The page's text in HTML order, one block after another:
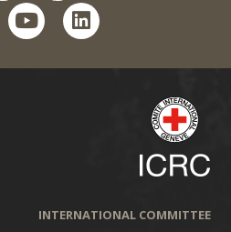
linkedin
INTERNATIONAL COMMITTEE